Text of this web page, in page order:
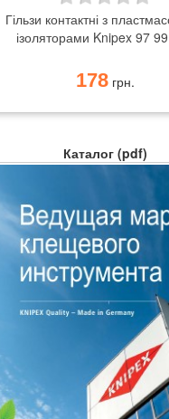
Гільзи контактні з
ізоляторами Knipex 97
178грн.
Каталог (pdf)